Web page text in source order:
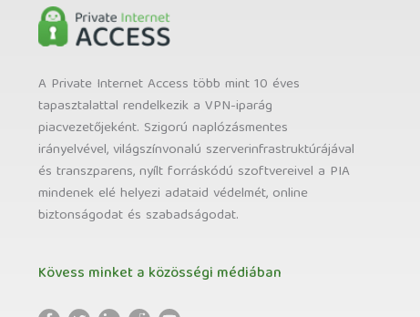
A Private Internet Access több mint 10 éves
tapasztalattal rendelkezik a VPN-iparág
piacvezetőjeként. Szigorú naplózásmentes
irányelvével, világszínvonalú szerverinfrastruktúrájával
és transzparens, nyílt forráskódú szoftvereivel a PIA
mindenek elé helyezi adataid védelmét, online
biztonságodat és szabadságodat.
Kövess minket a közösségi médiában